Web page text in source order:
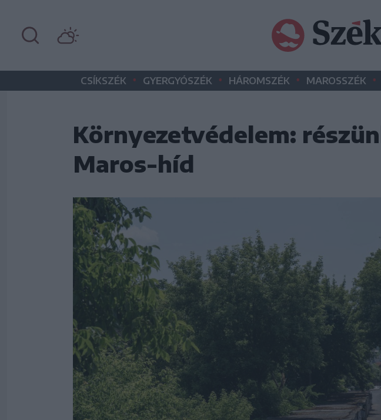
CSÍKSZÉK • GYERGYÓSZÉK • HÁROMSZÉK • MAROSSZÉK •
Környezetvédelem:
Maros-híd